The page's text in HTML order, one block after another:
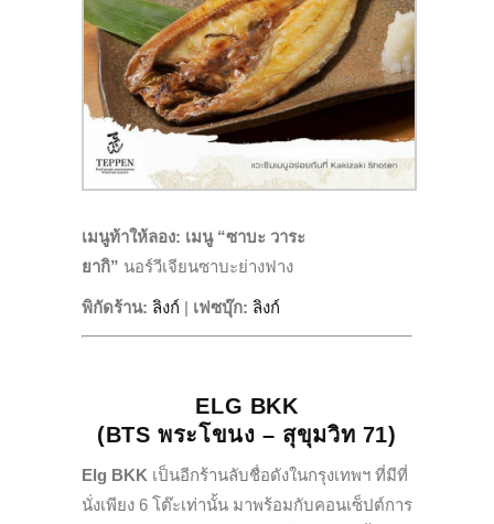
เมนูท้าให้ลอง: เมนู “ซาบะ วาระ
ยากิ” นอร์วีเจียนซาบะย่างฟาง
พิกัดร้าน: ลิงก์ | เฟซบุ๊ก: ลิงก์
ELG BKK
(BTS พระโขนง – สุขุมวิท 71)
Elg BKK เป็นอีกร้านลับชื่อดังในกรุงเทพฯ ที่มีที่
นั่งเพียง 6 โต๊ะเท่านั้น มาพร้อมกับคอนเซ็ปต์การ